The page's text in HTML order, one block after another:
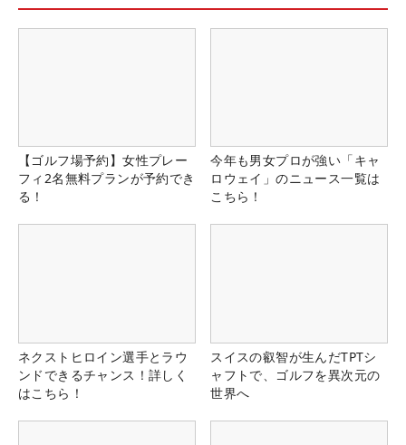
【ゴルフ場予約】女性プレー
フィ2名無料プランが予約でき
る！
今年も男女プロが強い「キャ
ロウェイ」のニュース一覧は
こちら！
ネクストヒロイン選手とラウ
ンドできるチャンス！詳しく
はこちら！
スイスの叡智が生んだTPTシ
ャフトで、ゴルフを異次元の
世界へ